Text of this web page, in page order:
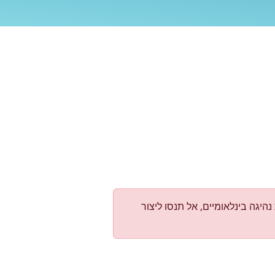
להפיק רישיונות נהיגה בינלאומיים, אל תנסו ליצור